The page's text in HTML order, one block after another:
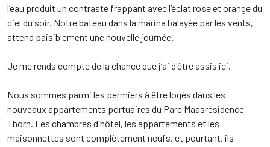
l’eau produit un contraste frappant avec l’éclat rose et orange du
ciel du soir. Notre bateau dans la marina balayée par les vents,
attend paisiblement une nouvelle journée.
Je me rends compte de la chance que j’ai d'être assis ici.
Nous sommes parmi les permiers à être logés dans les
nouveaux appartements portuaires du Parc Maasresidence
Thorn. Les chambres d'hôtel, les appartements et les
maisonnettes sont complètement neufs, et pourtant, ils